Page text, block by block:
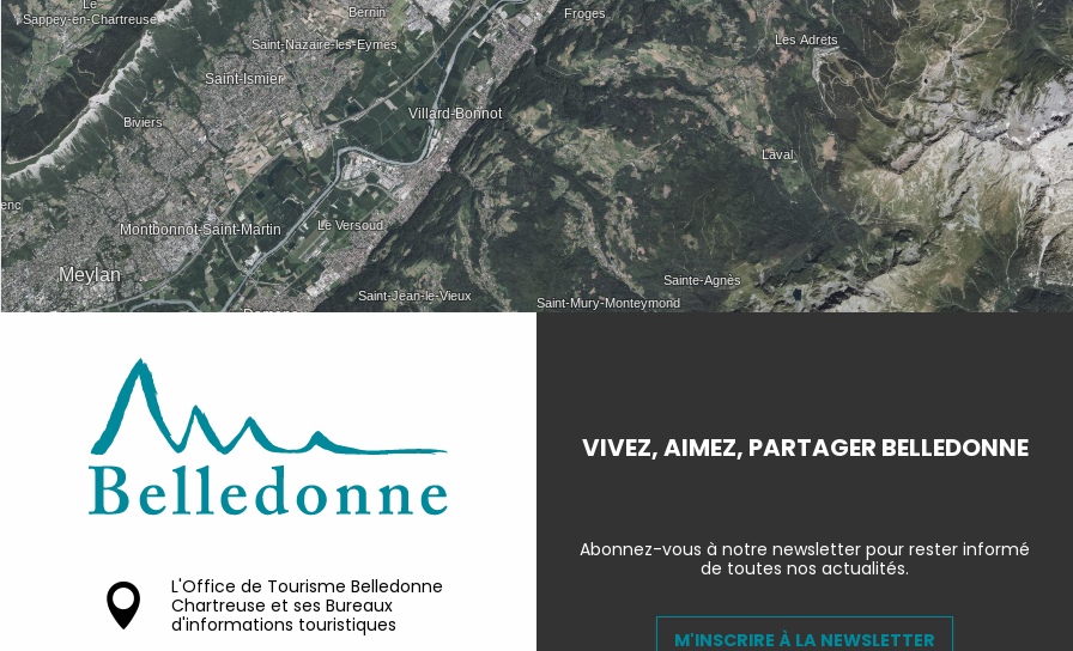
L'Office de Tourisme Belledonne
Chartreuse et ses Bureaux
d'informations touristiques
VIVEZ, AIMEZ, PARTAGER BELLEDONNE
Abonnez-vous à notre newsletter pour rester informé
de toutes nos actualités.
M'INSCRIRE À LA NEWSLETTER